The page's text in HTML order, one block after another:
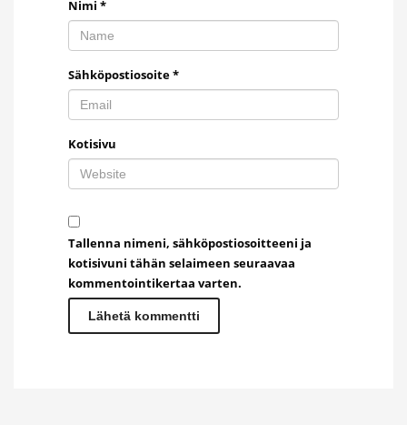
Nimi *
Sähköpostiosoite*
Kotisivu
Tallenna nimeni, sähköpostiosoitteeni ja
kotisivuni tähän selaimeen seuraavaa
kommentointikertaa varten.